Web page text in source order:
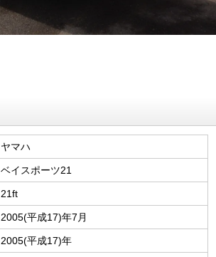
ヤマハ
ベイスポーツ21
21ft
2005(平成17)年7月
2005(平成17)年